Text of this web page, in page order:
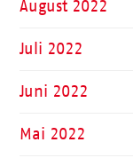
August 2022
Juli 2022
Juni 2022
Mai 2022